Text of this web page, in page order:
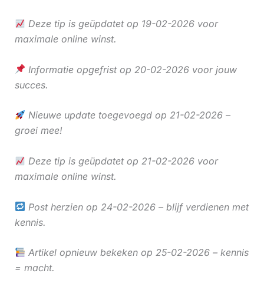
Deze tip is geüpdatet op 19-02-2026 voor
maximale online winst.
Informatie opgefrist op 20-02-2026 voor jouw
succes.
Nieuwe update toegevoegd op 21-02-2026 –
groei mee!
Deze tip is geüpdatet op 21-02-2026 voor
maximale online winst.
Post herzien op 24-02-2026 – blijf verdienen met
kennis.
Artikel opnieuw bekeken op 25-02-2026 – kennis
= macht.